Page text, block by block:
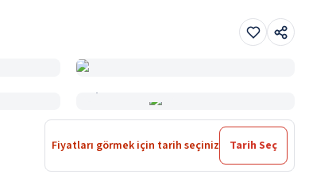
Fiyatları görmek için tarih seçiniz Tarih Seç